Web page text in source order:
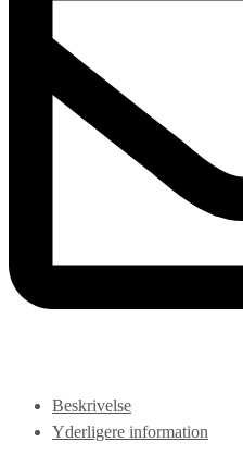
Beskrivelse
Yderligere information